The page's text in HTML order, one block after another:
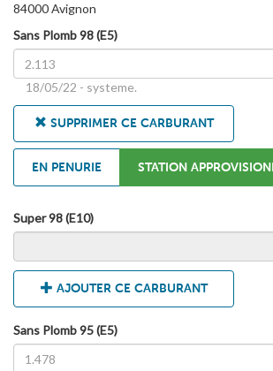
84000 Avignon
Sans Plomb 98 (E5)
18/05/22 - systeme.
SUPPRIMER CE CARBURANT
EN PENURIE STATION
Super 98 (E10)
AJOUTER CE CARBURANT
Sans Plomb 95 (E5)